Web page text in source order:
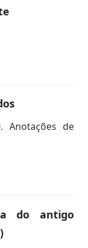
Anotações de
do antigo